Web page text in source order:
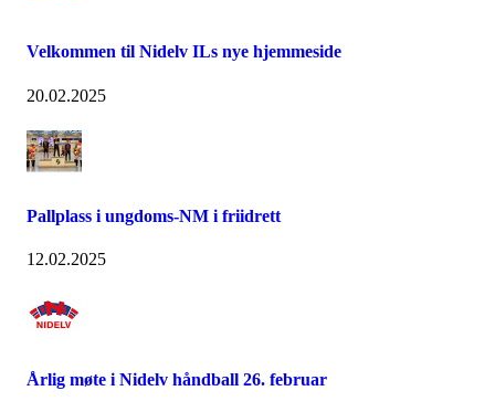
Velkommen til Nidelv ILs nye hjemmeside
20.02.2025
Pallplass i ungdoms-NM i friidrett
12.02.2025
Årlig møte i Nidelv håndball 26. februar